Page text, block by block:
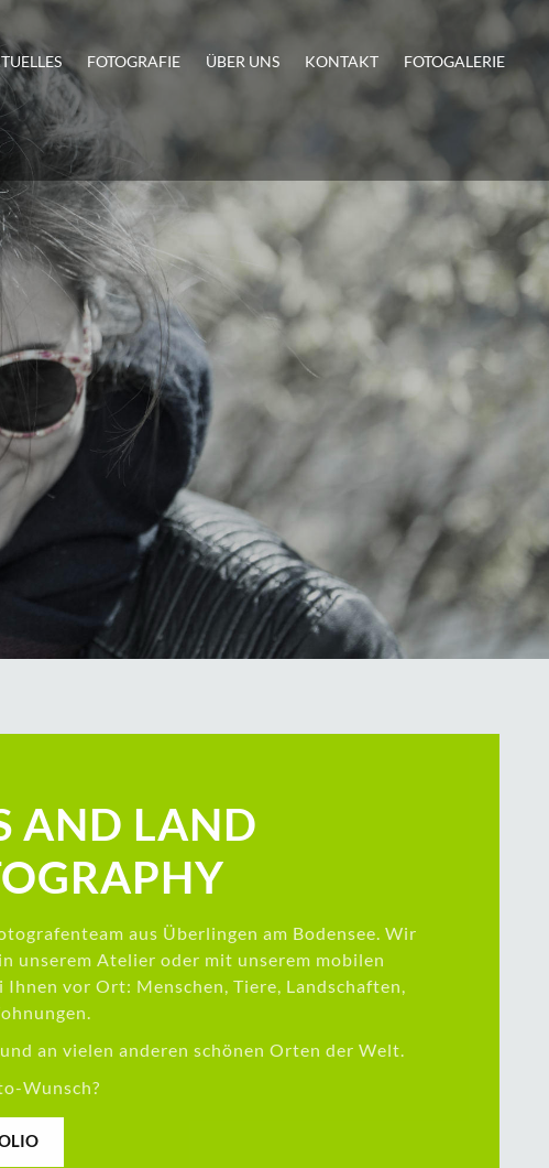
FOTOGRAFIE ÜBER UNS KONTAKT FOTOGALERIE
AND LAND
aus Überlingen am Bodensee. Wir
unserem Atelier oder mit unserem mobilen
Ihnen vor Ort: Menschen, Tiere, Landschaften,
an vielen anderen schönen Orten der Welt.
Wunsch?